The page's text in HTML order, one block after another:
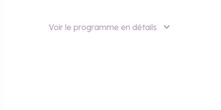
Voir le programme en détails